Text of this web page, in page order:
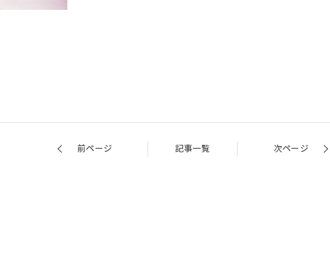
前ページ 記事一覧 次ページ